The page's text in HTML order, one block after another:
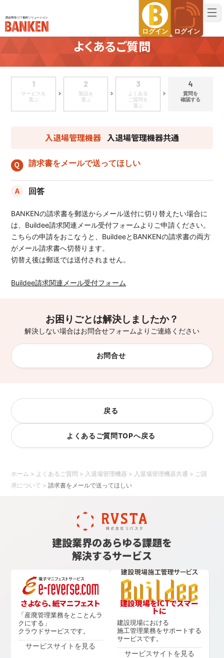
建設現場ICT機器ソリューション BANKEN（バンケン）
ログイン ログイン
よくあるご質問
1
サービスを
選ぶ
2
製品を
選ぶ
3
よくある
ご質問を
選ぶ
4
質問を
確認する
入退場管理機器 入退場管理機器共通
請求書をメールで送ってほしい
回答
BANKENの請求書を郵送からメール送付に切り替えたい場合に
は、Buildee請求関連メール受付フォームよりご申請ください。
こちらの申請をおこなうと、BuildeeとBANKENの請求書の両方
がメール請求書へ切替ります。
切替え後は郵送では送付されません。
Buildee請求関連メール受付フォーム
お困りごとは解決しましたか？
解決しない場合はお問合せフォームよりご連絡ください
お問合せ
戻る
よくあるご質問TOPへ戻る
ホーム > よくあるご質問 > 入退場管理機器 > 入退場管理機器共通 > ご請
求について >請求書をメールで送ってほしい
建設業界のあらゆる課題を
解決するサービス
さよなら、紙マニフェスト
「産廃管理業務をとことんラ
クにする」
クラウドサービスです。
サービスサイトを見る
建設現場をICTでスマー
トに
建設現場における
施工管理業務をサポートする
サービスです。
サービスサイトを見る